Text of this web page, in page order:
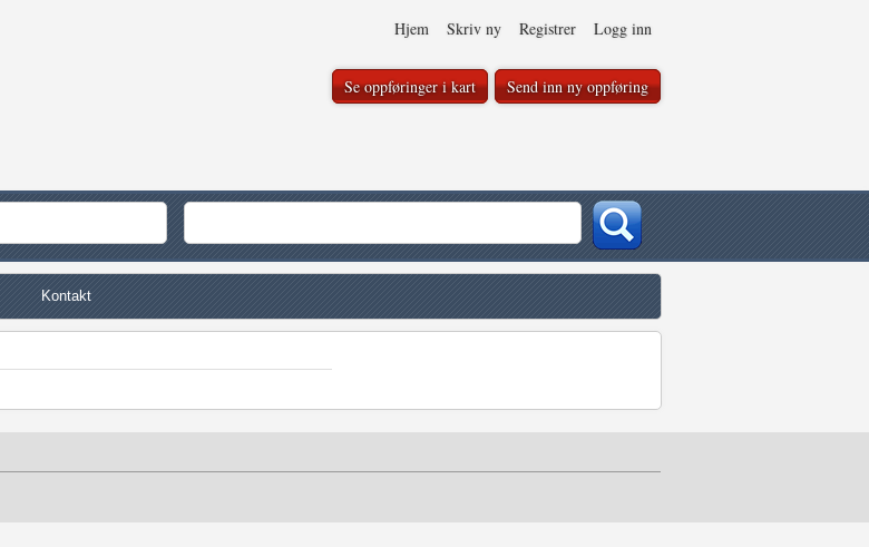
Hjem Skriv ny Registrer Logg inn
Se oppføringer i kart Send inn ny oppføring
Kontakt